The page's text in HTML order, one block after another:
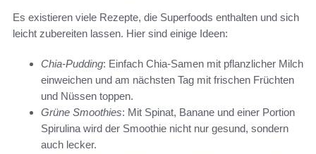
Es existieren viele Rezepte, die Superfoods enthalten und sich
leicht zubereiten lassen. Hier sind einige Ideen:
Chia-Pudding: Einfach Chia-Samen mit pflanzlicher Milch
einweichen und am nächsten Tag mit frischen Früchten
und Nüssen toppen.
Grüne Smoothies: Mit Spinat, Banane und einer Portion
Spirulina wird der Smoothie nicht nur gesund, sondern
auch lecker.